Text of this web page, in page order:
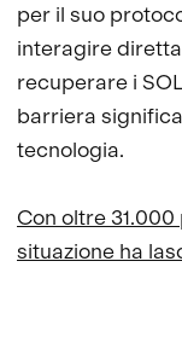
per il suo
interagire
recuperare i
barriera
tecnologia.
Con oltre
situazione ha